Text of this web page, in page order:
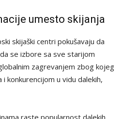
umesto skijanja
skijaški centri pokušavaju da
se izbore sa sve starijom
zagrevanjem zbog kojeg
konkurencijom u vidu dalekih,
raste popularnost dalekih